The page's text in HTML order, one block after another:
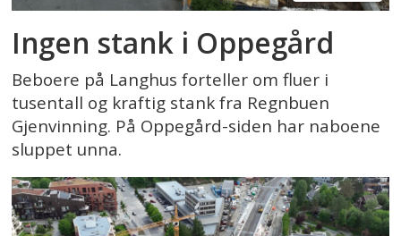
Ingen stank i Oppegård
Beboere på Langhus forteller om fluer i
tusentall og kraftig stank fra Regnbuen
Gjenvinning. På Oppegård-siden har naboene
sluppet unna.